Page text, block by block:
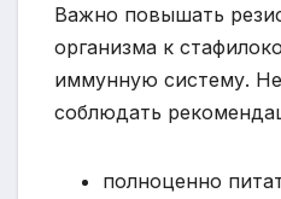
Важно повышать
организма к
иммунную систему.
соблюдать
полноценно